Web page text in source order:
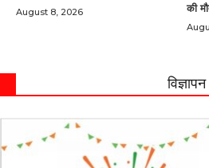
August 8, 2026
की
विज्ञापन